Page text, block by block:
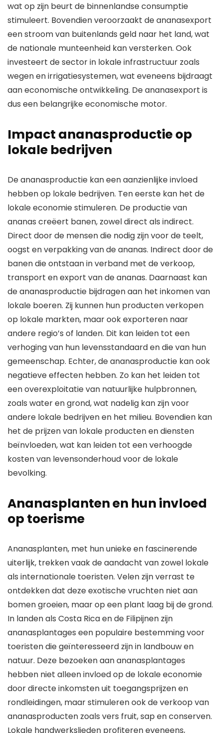
wat op zijn beurt de binnenlandse consumptie
stimuleert. Bovendien veroorzaakt de ananasexport
een stroom van buitenlands geld naar het land, wat
de nationale munteenheid kan versterken. Ook
investeert de sector in lokale infrastructuur zoals
wegen en irrigatiesystemen, wat eveneens bijdraagt
aan economische ontwikkeling. De ananasexport is
dus een belangrijke economische motor.
Impact ananasproductie op
lokale bedrijven
De ananasproductie kan een aanzienlijke invloed
hebben op lokale bedrijven. Ten eerste kan het de
lokale economie stimuleren. De productie van
ananas creëert banen, zowel direct als indirect.
Direct door de mensen die nodig zijn voor de teelt,
oogst en verpakking van de ananas. Indirect door de
banen die ontstaan in verband met de verkoop,
transport en export van de ananas. Daarnaast kan
de ananasproductie bijdragen aan het inkomen van
lokale boeren. Zij kunnen hun producten verkopen
op lokale markten, maar ook exporteren naar
andere regio’s of landen. Dit kan leiden tot een
verhoging van hun levensstandaard en die van hun
gemeenschap. Echter, de ananasproductie kan ook
negatieve effecten hebben. Zo kan het leiden tot
een overexploitatie van natuurlijke hulpbronnen,
zoals water en grond, wat nadelig kan zijn voor
andere lokale bedrijven en het milieu. Bovendien kan
het de prijzen van lokale producten en diensten
beïnvloeden, wat kan leiden tot een verhoogde
kosten van levensonderhoud voor de lokale
bevolking.
Ananasplanten en hun invloed
op toerisme
Ananasplanten, met hun unieke en fascinerende
uiterlijk, trekken vaak de aandacht van zowel lokale
als internationale toeristen. Velen zijn verrast te
ontdekken dat deze exotische vruchten niet aan
bomen groeien, maar op een plant laag bij de grond.
In landen als Costa Rica en de Filipijnen zijn
ananasplantages een populaire bestemming voor
toeristen die geïnteresseerd zijn in landbouw en
natuur. Deze bezoeken aan ananasplantages
hebben niet alleen invloed op de lokale economie
door directe inkomsten uit toegangsprijzen en
rondleidingen, maar stimuleren ook de verkoop van
ananasproducten zoals vers fruit, sap en conserven.
Lokale handwerkslieden profiteren eveneens,